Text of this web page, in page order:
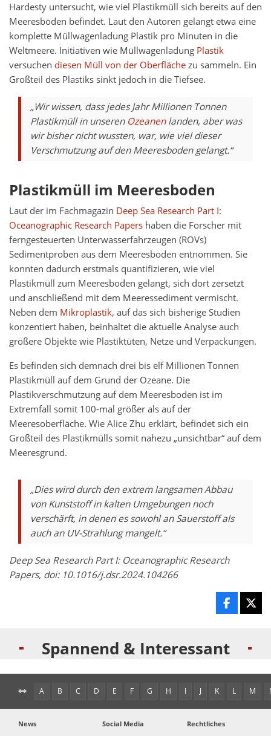
Hardesty untersucht, wie viel Plastikmüll sich bereits auf den
Meeresböden befindet. Laut den Autoren gelangt etwa eine
komplette Müllwagenladung Plastik pro Minuten in die
Weltmeere. Initiativen wie Müllwagenladung Plastik
versuchen diesen Müll von der Oberflächezu sammeln. Ein
Großteil des Plastiks sinkt jedoch in die Tiefsee.
„Wir wissen, dass jedes Jahr Millionen Tonnen
Plastikmüll in unseren Ozeanenlanden, aber was
wir bisher nicht wussten, war, wie viel dieser
Verschmutzung auf den Meeresboden gelangt.“
Plastikmüll im Meeresboden
Laut der im Fachmagazin Deep Sea Research Part I:
Oceanographic Research Papers haben die Forscher mit
ferngesteuerten Unterwasserfahrzeugen (ROVs)
Sedimentproben aus dem Meeresboden entnommen. Sie
konnten dadurch erstmals quantifizieren, wie viel
Plastikmüll zum Meeresboden gelangt, sich dort zersetzt
und anschließend mit dem Meeressediment vermischt.
Neben dem Mikroplastik, auf das sich bisherige Studien
konzentiert haben, beinhaltet die aktuelle Analyse auch
größere Objekte wie Plastiktüten, Netze und Verpackungen.
Es befinden sich demnach drei bis elf Millionen Tonnen
Plastikmüll auf dem Grund der Ozeane. Die
Plastikverschmutzung auf dem Meeresboden ist im
Extremfall somit 100-mal größer als auf der
Meeresoberfläche. Wie Alice Zhu erklärt, befindet sich ein
Großteil des Plastikmülls somit nahezu „unsichtbar“ auf dem
Meeresgrund.
„Dies wird durch den extrem langsamen Abbau
von Kunststoff in kalten Umgebungen noch
verschärft, in denen es sowohl an Sauerstoff als
auch an UV-Strahlung mangelt.“
Deep Sea Research Part I: Oceanographic Research
Papers, doi: 10.1016/j.dsr.2024.104266
Spannend & Interessant
A B C D E F G H I J K L M
News
Social Media
Rechtliches